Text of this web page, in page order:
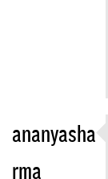
ananyasha
rma